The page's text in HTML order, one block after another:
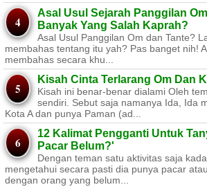
Asal Usul Sejarah Panggilan
Banyak Yang Salah Kaprah?
Asal Usul Panggilan Om dan Tante?
membahas tentang itu yah? Pas banget nih!
membahas secara khu...
Kisah Cinta Terlarang Om Dan
Kisah ini benar-benar dialami Oleh
sendiri. Sebut saja namanya Ida, Ida
Kota A dan punya Paman (ad...
12 Kalimat Pengganti Untuk
Pacar Belum?'
Dengan teman satu aktivitas saja
mengetahui secara pasti dia punya pacar
dengan orang yang belum...